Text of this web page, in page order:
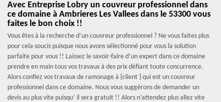
Avec Entreprise Lobry un couvreur professionnel dans
ce domaine à Ambrieres Les Vallees dans le 53300 vous
faites le bon choix !!
Vous êtes à la recherche d’un couvreur professionnel ? Ne vous faites plus
pour cela soucis puisque nous avons sélectionné pour vous la solution
parfaite pour vous !! Laissez le savoir-faire d’un expert dans ce domaine
prendre en main tous vos travaux à des prix défiant toute concurrence.
Alors confiez vos travaux de ramonage à {client } qui est un couvreur
professionnel dans ce domaine. Nous vous suggérons de demander un
devis au plus vite puisqu’ il sera gratuit !! Alors n’attendez plus allez vite